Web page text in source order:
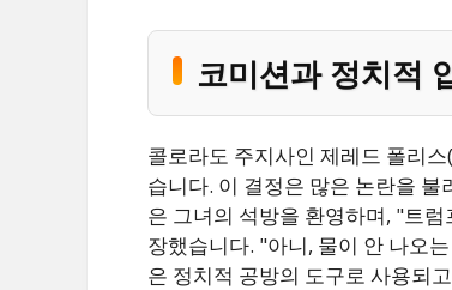
코미션과 정치적
콜로라도 주지사인 제레드 폴리
습니다. 이 결정은 많은 논란을
은 그녀의 석방을 환영하며, "트
장했습니다. "아니, 물이 안 나오
은 정치적 공방의 도구로 사용되